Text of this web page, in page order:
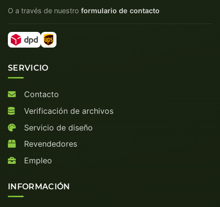
O a través de nuestro formulario de contacto
SERVICIO
Contacto
Verificación de archivos
Servicio de diseño
Revendedores
Empleo
INFORMACIÓN